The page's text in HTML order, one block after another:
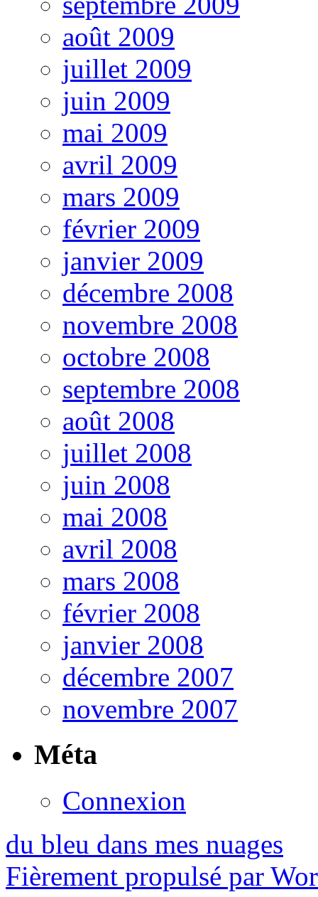
août 2009
juillet 2009
juin 2009
mai 2009
avril 2009
mars 2009
février 2009
janvier 2009
décembre 2008
novembre 2008
octobre 2008
septembre 2008
août 2008
juillet 2008
juin 2008
mai 2008
avril 2008
mars 2008
février 2008
janvier 2008
décembre 2007
novembre 2007
Méta
Connexion
du bleu dans mes nuages
Fièrement propulsé par